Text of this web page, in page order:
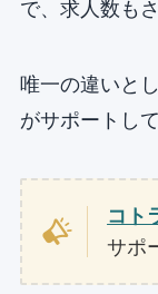
で、求人数も
唯一の違いと
がサポートし
コト
サポ